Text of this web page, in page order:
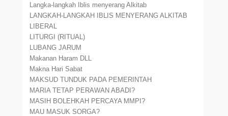
Langka-langkah Iblis menyerang Alkitab
LANGKAH-LANGKAH IBLIS MENYERANG ALKITAB
LIBERAL
LITURGI (RITUAL)
LUBANG JARUM
Makanan Haram DLL
Makna Hari Sabat
MAKSUD TUNDUK PADA PEMERINTAH
MARIA TETAP PERAWAN ABADI?
MASIH BOLEHKAH PERCAYA MMPI?
MAU MASUK SORGA?